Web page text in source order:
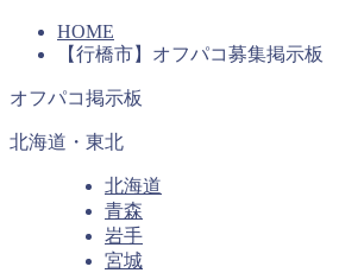
HOME
【行橋市】オフパコ募集掲示板
オフパコ掲示板
北海道・東北
北海道
青森
岩手
宮城